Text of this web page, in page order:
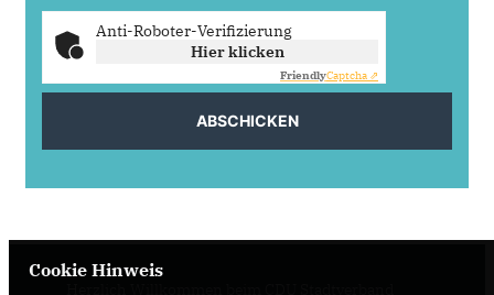
Anti-Roboter-Verifizierung
Hier klicken
FriendlyCaptcha ⇗
ABSCHICKEN
Cookie Hinweis